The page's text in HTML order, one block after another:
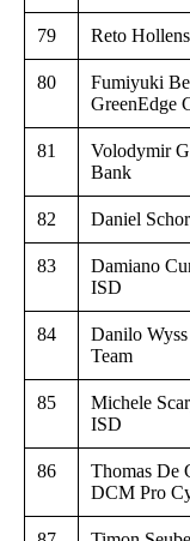
79 Reto
80
Fumiyuki
GreenEdge
81
Volodymir
Bank
82 Daniel
83
Damiano
ISD
84
Danilo
Team
85
Michele
ISD
86
Thomas De
DCM Pro